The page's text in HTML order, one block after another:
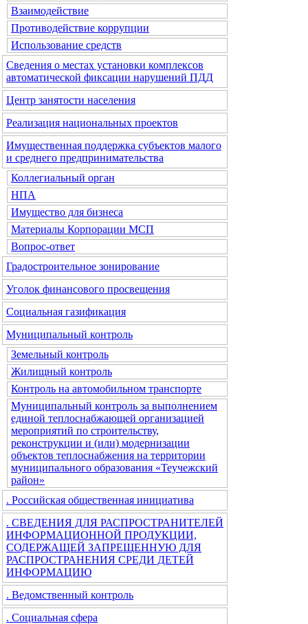
Взаимодействие
Противодействие коррупции
Использование средств
Сведения о местах установки комплексов
автоматической фиксации нарушений ПДД
Центр занятости населения
Реализация национальных проектов
Имущественная поддержка субъектов малого
и среднего предпринимательства
Коллегиальный орган
НПА
Имущество для бизнеса
Материалы Корпорации МСП
Вопрос-ответ
Градостроительное зонирование
Уголок финансового просвещения
Социальная газификация
Муниципальный контроль
Земельный контроль
Жилищный контроль
Контроль на автомобильном транспорте
Муниципальный контроль за выполнением
единой теплоснабжающей организацией
мероприятий по строительству,
реконструкции и (или) модернизации
объектов теплоснабжения на территории
муниципального образования «Теучежский
район»
. Российская общественная инициатива
. СВЕДЕНИЯ ДЛЯ РАСПРОСТРАНИТЕЛЕЙ
ИНФОРМАЦИОННОЙ ПРОДУКЦИИ,
СОДЕРЖАЩЕЙ ЗАПРЕЩЕННУЮ ДЛЯ
РАСПРОСТРАНЕНИЯ СРЕДИ ДЕТЕЙ
ИНФОРМАЦИЮ
. Ведомственный контроль
. Социальная сфера